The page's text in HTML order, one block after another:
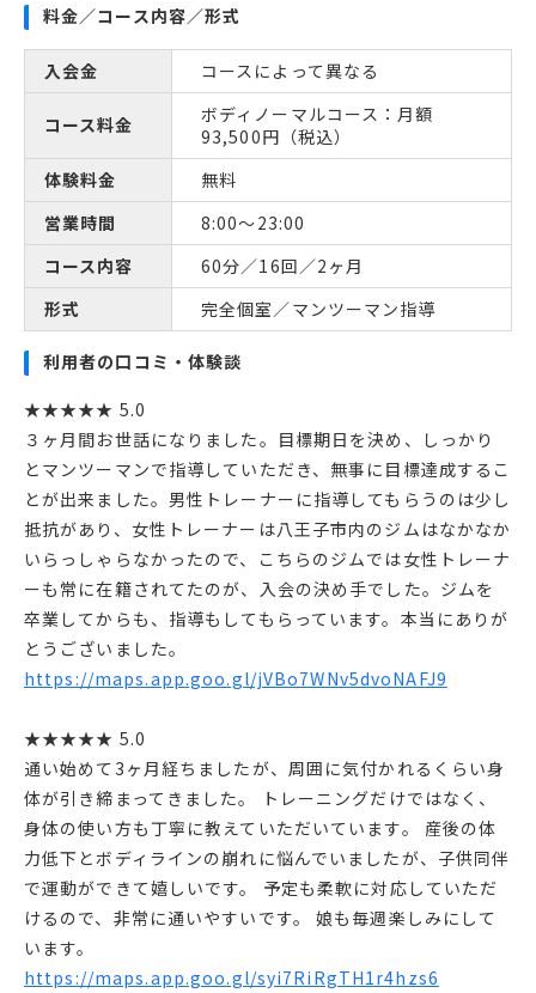
料金／コース内容／形式
入会金 コースによって異なる
コース料金
ボディノーマルコース：月額
93,500円（税込）
体験料金
無料
営業時間
8:00～23:00
コース内容
60分／16回／2ヶ月
形式
完全個室／マンツーマン指導
利用者の口コミ・体験談
★★★★★ 5.0
３ヶ月間お世話になりました。目標期日を決め、しっかり
とマンツーマンで指導していただき、無事に目標達成するこ
とが出来ました。男性トレーナーに指導してもらうのは少し
抵抗があり、女性トレーナーは八王子市内のジムはなかなか
いらっしゃらなかったので、こちらのジムでは女性トレーナ
ーも常に在籍されてたのが、入会の決め手でした。ジムを
卒業してからも、指導もしてもらっています。本当にありが
とうございました。
https://maps.app.goo.gl/jVBo7WNv5dvoNAFJ9
★★★★★ 5.0
通い始めて3ヶ月経ちましたが、周囲に気付かれるくらい身
体が引き締まってきました。 トレーニングだけではなく、
身体の使い方も丁寧に教えていただいています。 産後の体
力低下とボディラインの崩れに悩んでいましたが、子供同伴
で運動ができて嬉しいです。 予定も柔軟に対応していただ
けるので、非常に通いやすいです。 娘も毎週楽しみにして
います。
https://maps.app.goo.gl/syi7RiRgTH1r4hzs6